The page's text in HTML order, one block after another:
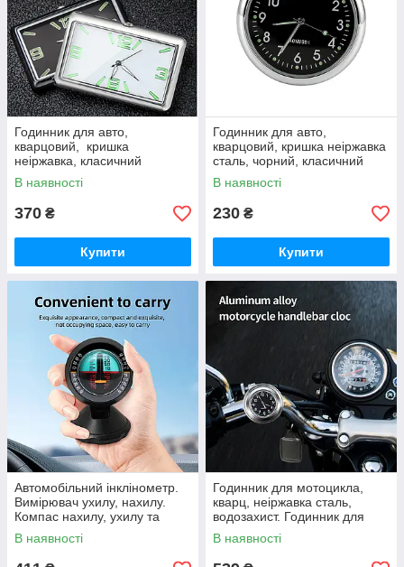
Годинник для авто,
кварцовий, кришка
неіржавка, класичний
циферблат, 3М, 4,8 см х 3 см,
2 типи "Crown" Luminous
В наявності
370 ₴
Купити
Годинник для авто,
кварцовий, кришка неіржавка
сталь, чорний, класичний
циферблат 3М
В наявності
230 ₴
Купити
Автомобільний інклінометр.
Вимірювач ухилу, нахилу.
Компас нахилу, ухилу та
азимута "Columbus". Big
В наявності
Годинник для мотоцикла,
кварц, неіржавка сталь,
водозахист. Годинник для
байка. Хром. Масив. Black
Edition
В наявності